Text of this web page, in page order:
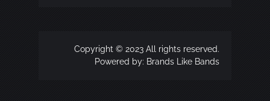
Copyright © 2023 All rights reserved.
Powered by: Brands Like Bands